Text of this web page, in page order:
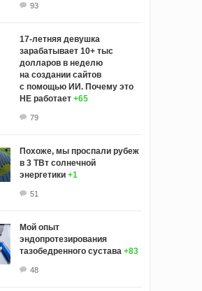
93
17-летняя девушка
зарабатывает 10+ тыс
долларов в неделю
на создании сайтов
с помощью ИИ. Почему это
НЕ работает +65
79
Похоже, мы проспали рубеж
в 3 ТВт солнечной
энергетики +1
51
Мой опыт
эндопротезирования
тазобедренного сустава +83
48